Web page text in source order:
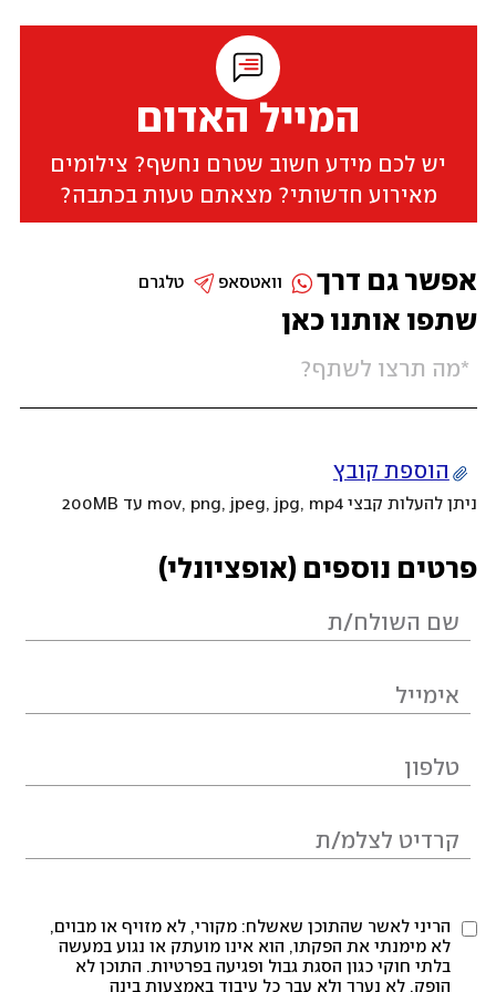
המייל האדום
יש לכם מידע חשוב שטרם נחשף? צילומים
מאירוע חדשותי? מצאתם טעות בכתבה?
שתפו אותנו כאן
הוספת קובץ
ניתן להעלות קבצי mov, png, jpeg, jpg, mp4 עד 200MB
פרטים נוספים (אופציונלי)
הריני לאשר שהתוכן שאשלח: מקורי, לא מזויף או מבוים,
לא מימנתי את הפקתו, הוא אינו מועתק או נגוע במעשה
בלתי חוקי כגון הסגת גבול ופגיעה בפרטיות. התוכן לא
הופק, לא נערך ולא עבר כל עיבוד באמצעות בינה
אפשר גם דרך טלגרם וואטסאפ